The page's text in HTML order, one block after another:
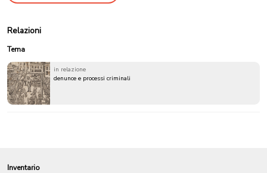
Relazioni
Tema
in relazione
denunce e processi criminali
Inventario